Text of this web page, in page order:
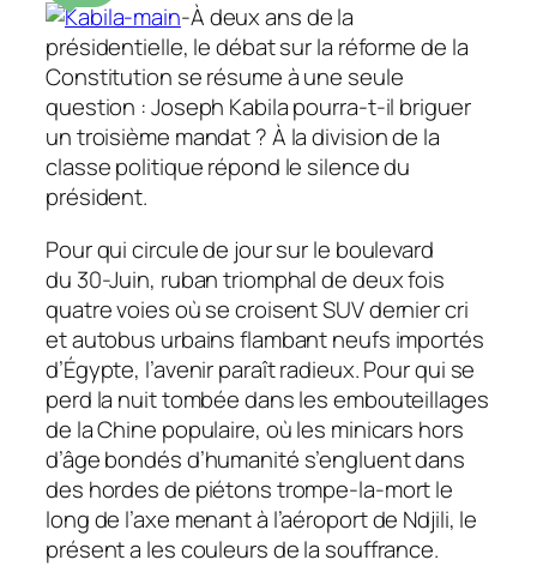
-À deux ans de la
présidentielle, le débat sur la réforme de la
Constitution se résume à une seule
question : Joseph Kabila pourra-t-il briguer
un troisième mandat ? À la division de la
classe politique répond le silence du
président.
Pour qui circule de jour sur le boulevard
du 30-Juin, ruban triomphal de deux fois
quatre voies où se croisent SUV dernier cri
et autobus urbains flambant neufs importés
d’Égypte, l’avenir paraît radieux. Pour qui se
perd la nuit tombée dans les embouteillages
de la Chine populaire, où les minicars hors
d’âge bondés d’humanité s’engluent dans
des hordes de piétons trompe-la-mort le
long de l’axe menant à l’aéroport de Ndjili, le
présent a les couleurs de la souffrance.